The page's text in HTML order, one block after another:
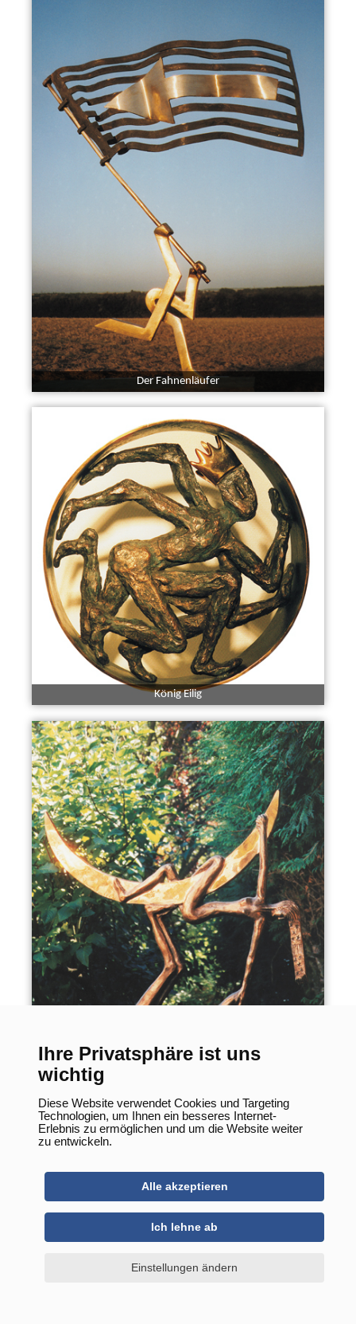
Ihre Privatsphäre ist uns
wichtig
Diese Website verwendet Cookies und Targeting
Technologien, um Ihnen ein besseres Internet-
Erlebnis zu ermöglichen und um die Website weiter
zu entwickeln.
Alle akzeptieren
Ich lehne ab
Einstellungen ändern
Der Fahnenläufer
König Eilig